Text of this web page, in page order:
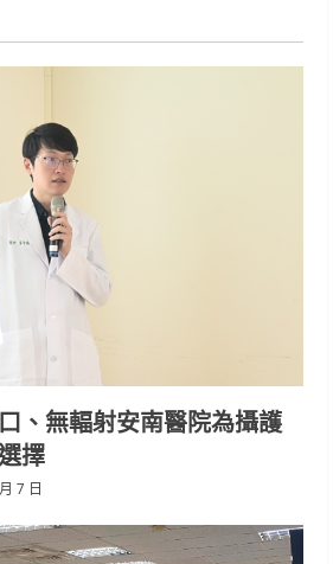
、無輻射安南醫院為攝護
擇
7 日